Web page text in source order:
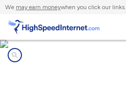
We may earn moneywhen you click our links.